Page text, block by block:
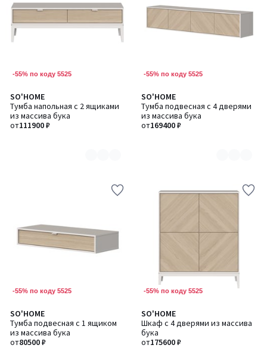
-55% по коду 5525
SO'HOME
Тумба напольная с 2 ящиками
из массива бука
от111900 ₽
Количество
цветов:
2
-55% по коду 5525
SO'HOME
Тумба подвесная с 4 дверями
из массива бука
от169400 ₽
Количество
цветов:
2
-55% по коду 5525
SO'HOME
Тумба подвесная с 1 ящиком
из массива бука
от80500 ₽
3
/
5
Количество
цветов:
2
-55% по коду 5525
SO'HOME
Шкаф с 4 дверями из массива
бука
от175600 ₽
Количество
цветов:
2